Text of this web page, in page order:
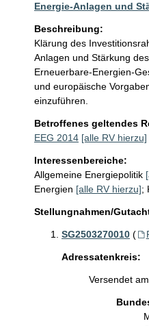
Energie-Anlagen und
Beschreibung:
Klärung des
Anlagen und Stärkung
Erneuerbare-Energien-
und europäische
einzuführen.
Betroffenes geltendes
EEG 2014 [alle RV hierzu]
Interessenbereiche:
Allgemeine Energiepolitik
Energien [alle RV hierzu];
Stellungnahmen/
SG2503270010 (
Adressatenkreis:
Versendet